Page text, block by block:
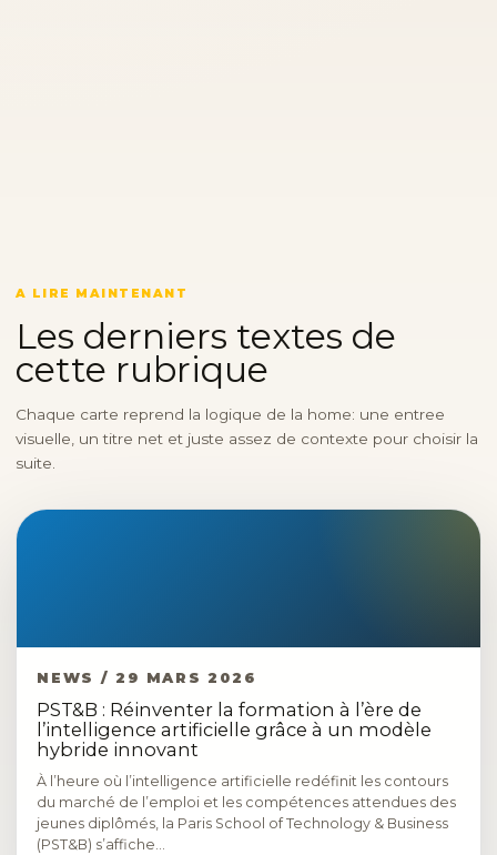
A LIRE MAINTENANT
Les derniers textes de
cette rubrique
Chaque carte reprend la logique de la home: une entree
visuelle, un titre net et juste assez de contexte pour choisir la
suite.
NEWS / 29 MARS 2026
PST&B : Réinventer la formation à l’ère de
l’intelligence artificielle grâce à un modèle
hybride innovant
À l’heure où l’intelligence artificielle redéfinit les contours
du marché de l’emploi et les compétences attendues des
jeunes diplômés, la Paris School of Technology & Business
(PST&B) s’affiche…